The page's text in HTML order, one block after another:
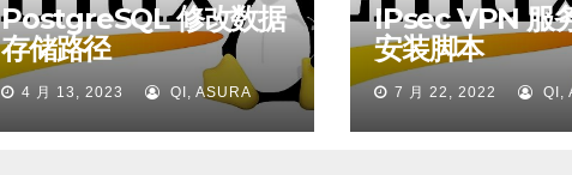
PostgreSQL 修改数据
存储路径
4 月 13, 2023 QI, ASURA
IPsec VPN 服
安装脚本
7 月 22, 2022 QI,